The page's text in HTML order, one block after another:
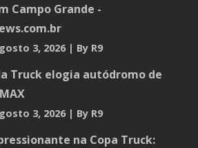
Campo Grande -
3, 2026 By R9
Truck elogia autódromo de
3, 2026 By R9
na Copa Truck: